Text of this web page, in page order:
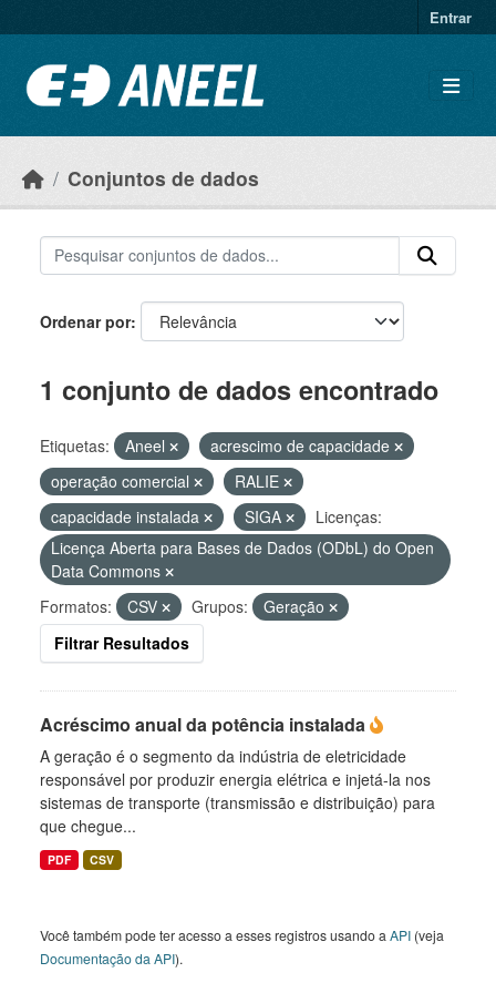
Entrar
Conjuntos de dados
Ordenar por
1 conjunto de dados encontrado
Etiquetas: Aneel
acrescimo de capacidade
operação comercial
RALIE
capacidade instalada
SIGA
Licenças:
Licença Aberta para Bases de Dados (ODbL) do Open
Data Commons
Formatos:
CSV Grupos:
Geração
Filtrar Resultados
Acréscimo anual da potência instalada
A geração é o segmento da indústria de eletricidade
responsável por produzir energia elétrica e injetá-la nos
sistemas de transporte (transmissão e distribuição) para
que chegue...
PDF CSV
Você também pode ter acesso a esses registros usando a API (veja
Documentação da API).